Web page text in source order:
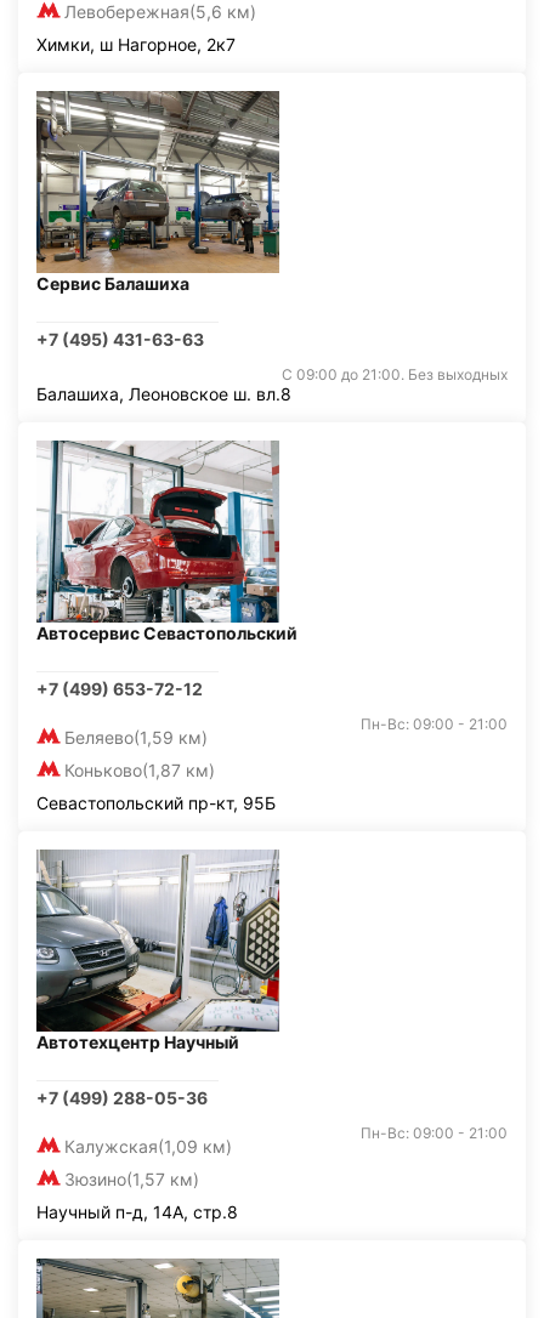
Левобережная(5,6 км)
Химки, ш Нагорное, 2к7
Сервис Балашиха
+7 (495) 431-63-63
С 09:00 до 21:00. Без выходных
Балашиха, Леоновское ш. вл.8
Автосервис Севастопольский
+7 (499) 653-72-12
Беляево(1,59 км)
Коньково(1,87 км)
Пн-Вс: 09:00 - 21:00
Севастопольский пр-кт, 95Б
Автотехцентр Научный
+7 (499) 288-05-36
Калужская(1,09 км)
Зюзино(1,57 км)
Пн-Вс: 09:00 - 21:00
Научный п-д, 14А, стр.8